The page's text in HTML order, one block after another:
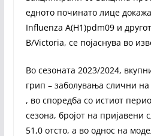
едното починато лице
Influenza A(H1)pdm09 и
B/Victoria, се појаснува во
Во сезоната 2023/2024,
грип – заболувања слични
, во споредба со истиот
сезона, бројот на пријавени
51,0 отсто, а во однос на